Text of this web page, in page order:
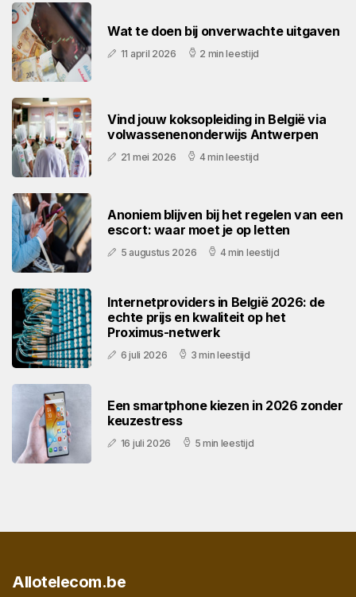
Wat te doen bij onverwachte uitgaven
11 april 2026 2 min leestijd
Vind jouw koksopleiding in België via
volwassenenonderwijs Antwerpen
21 mei 2026 4 min leestijd
Anoniem blijven bij het regelen van een
escort: waar moet je op letten
5 augustus 2026 4 min leestijd
Internetproviders in België 2026: de
echte prijs en kwaliteit op het
Proximus-netwerk
6 juli 2026 3 min leestijd
Een smartphone kiezen in 2026 zonder
keuzestress
16 juli 2026 5 min leestijd
Allotelecom.be